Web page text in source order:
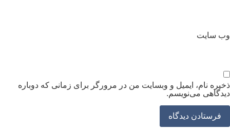
سایت
نام، ایمیل و وبسایت من در مرورگر برای زمانی که دوباره
می‌نویسم.